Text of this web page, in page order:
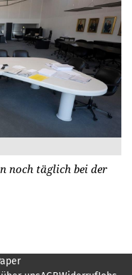
noch täglich bei der